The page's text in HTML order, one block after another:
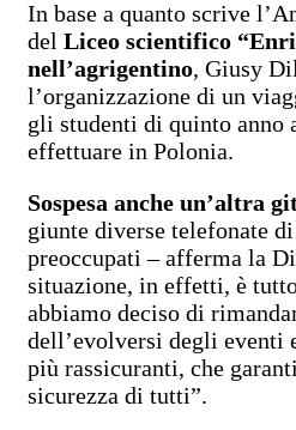
In base a quanto scrive
del Liceo scientifico
nell’agrigentino, Giusy
l’organizzazione di un
gli studenti di quinto anno
effettuare in Polonia.
Sospesa anche un’altra
giunte diverse telefonate
preoccupati – afferma la
situazione, in effetti, è
abbiamo deciso di
dell’evolversi degli eventi
più rassicuranti, che
sicurezza di tutti”.